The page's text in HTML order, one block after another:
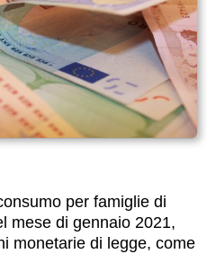
per famiglie di
mese di gennaio 2021,
monetarie di legge, come